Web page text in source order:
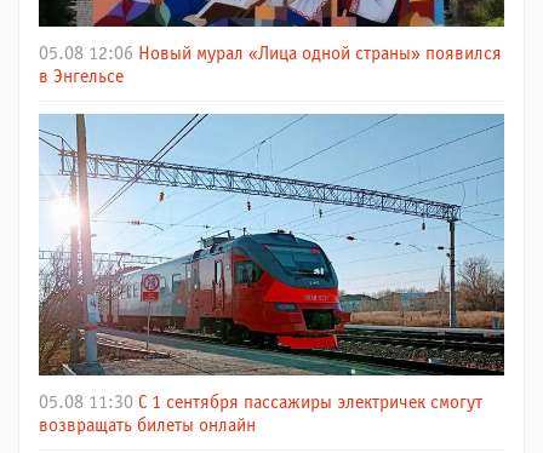
05.08 12:06 Новый мурал «Лица одной страны» появился
в Энгельсе
05.08 11:30 С 1 сентября пассажиры электричек смогут
возвращать билеты онлайн